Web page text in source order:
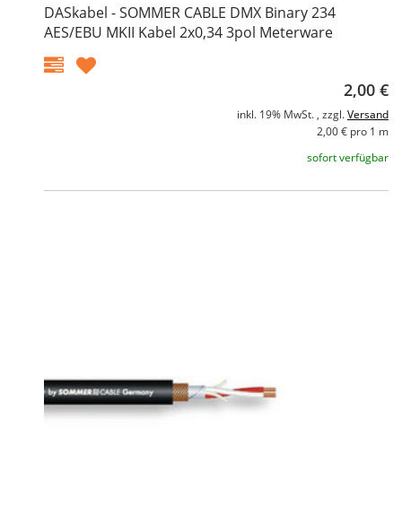
DASkabel - SOMMER CABLE DMX Binary 234
AES/EBU MKII Kabel 2x0,34 3pol Meterware
2,00 €
inkl. 19% MwSt. , zzgl. Versand
2,00 € pro 1 m
sofort verfügbar